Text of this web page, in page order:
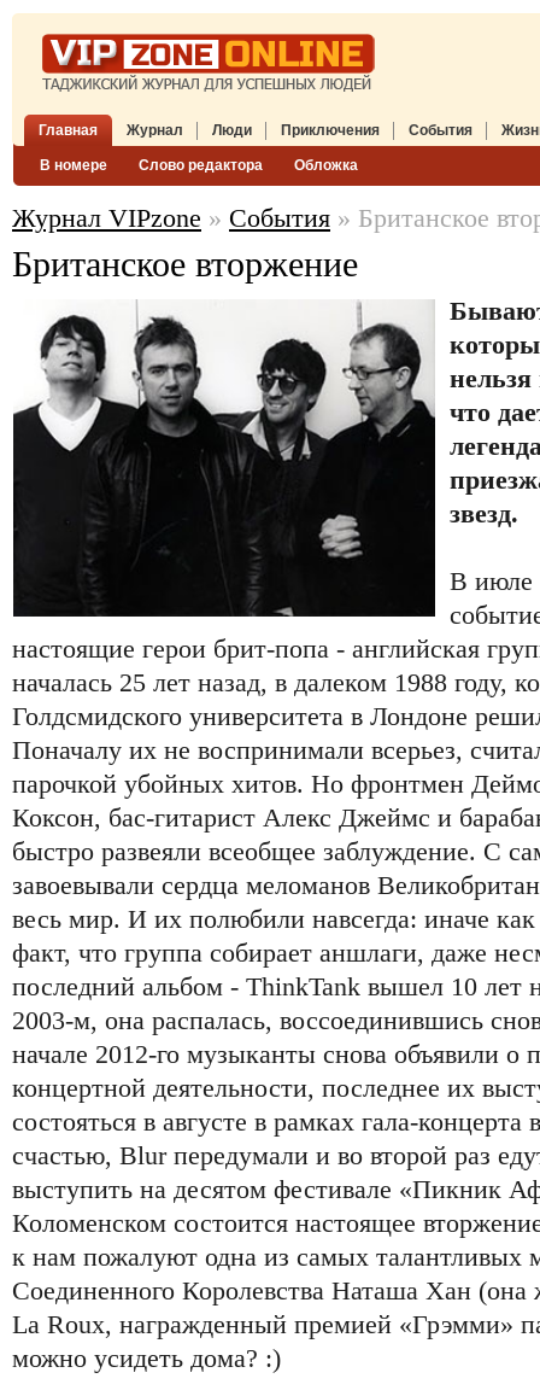
Главная Журнал
В номере Слово редактора Обложка
Люди Приключения События
Журнал VIPzone » События » Британское
Британское вторжение
нельзя
что
звезд.
В июле
настоящие герои брит-попа - английская
началась 25 лет назад, в далеком 1988 году,
Голдсмидского университета в Лондоне
Поначалу их не воспринимали всерьез,
парочкой убойных хитов. Но фронтмен
Коксон, бас-гитарист Алекс Джеймс и
быстро развеяли всеобщее заблуждение. С
завоевывали сердца меломанов
весь мир. И их полюбили навсегда: иначе
факт, что группа собирает аншлаги, даже
последний альбом - ThinkTank вышел 10 лет
2003-м, она распалась, воссоединившись
начале 2012-го музыканты снова объявили о
концертной деятельности, последнее их
состояться в августе в рамках гала-
счастью, Blur передумали и во второй раз
выступить на десятом фестивале «Пикник
Коломенском состоится настоящее
к нам пожалуют одна из самых талантливых
Соединенного Королевства Наташа Хан (она
La Roux, награжденный премией «Грэмми»
можно усидеть дома? :)